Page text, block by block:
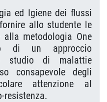
ed Igiene dei flussi
allo studente le
alla metodologia One
di un approccio
studio di malattie
consapevole degli
attenzione al
resistenza.